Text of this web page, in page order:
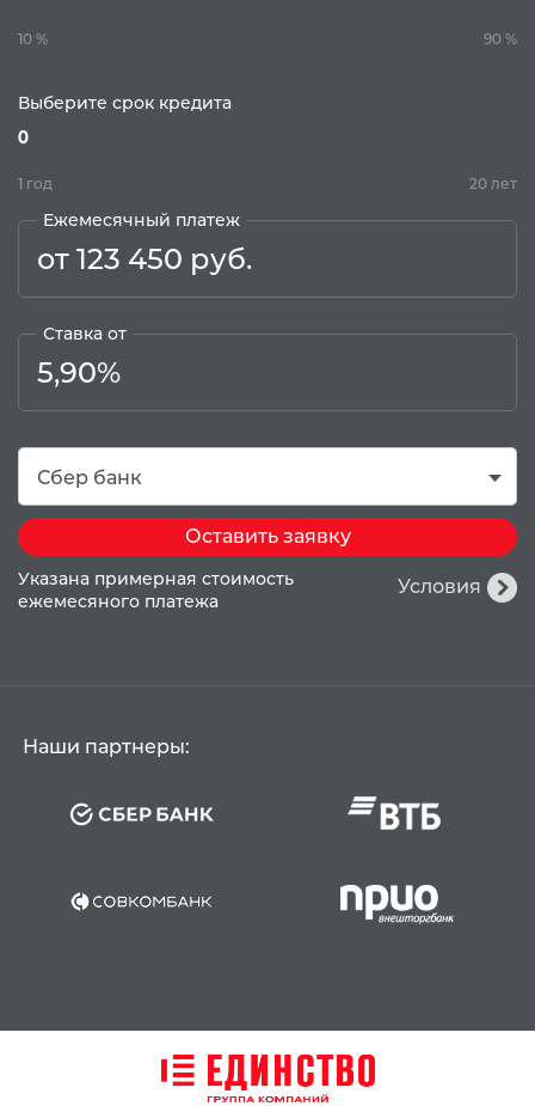
10 % 90 %
Выберите срок кредита
0
1 год 20 лет
Ежемесячный платеж
от 123 450 руб.
Ставка от
5,90%
Сбер банк
Оставить заявку
Условия
Указана примерная стоимость
ежемесяного платежа
Наши партнеры: